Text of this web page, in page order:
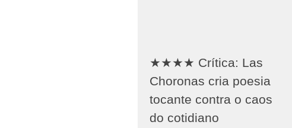
★★★★ Crítica: Las
Choronas cria poesia
tocante contra o caos
do cotidiano